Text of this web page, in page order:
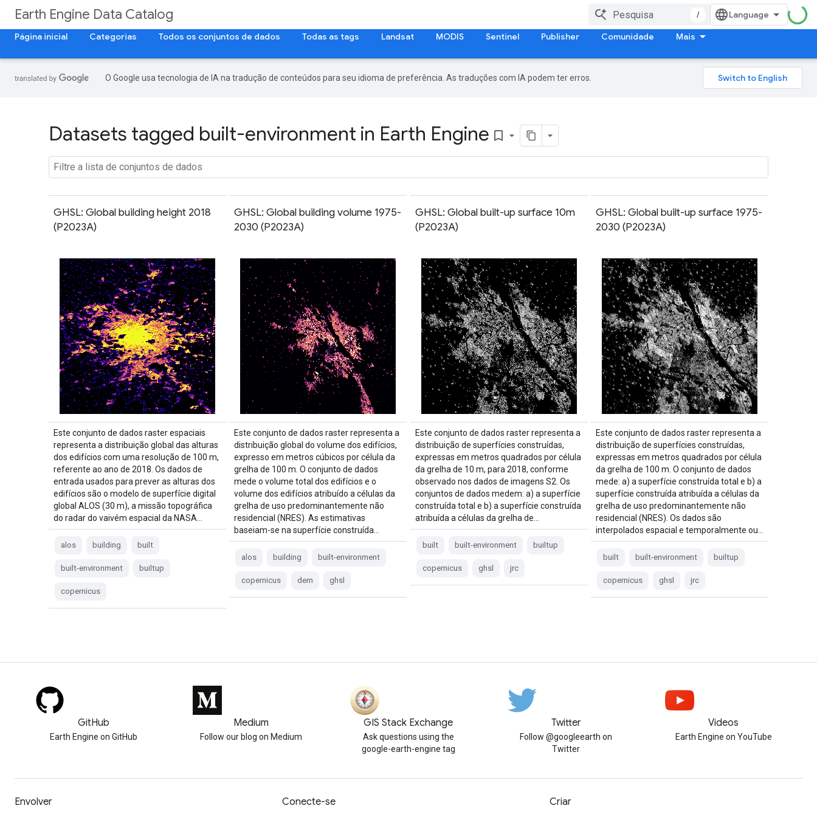
Earth Engine Data Catalog
/
Página inicial
Categorias Todos os conjuntos de dados Todas as tags Landsat MODIS Sentinel Publisher Comunidade Mais
O Google usa tecnologia de IA na tradução de conteúdos para seu idioma de preferência. As traduções com IA podem ter erros.
Datasets tagged built-environment in Earth Engine bookmark_border
GHSL: Global building height 2018
(P2023A)
Este conjunto de dados raster espaciais
representa a distribuição global das alturas
dos edifícios com uma resolução de 100 m,
referente ao ano de 2018. Os dados de
entrada usados para prever as alturas dos
edifícios são o modelo de superfície digital
global ALOS (30 m), a missão topográfica
do radar do vaivém espacial da NASA…
alos building built
built-environment builtup
copernicus
GHSL: Global building volume 1975-
2030 (P2023A)
Este conjunto de dados raster representa a
distribuição global do volume dos edifícios,
expresso em metros cúbicos por célula da
grelha de 100 m. O conjunto de dados
mede o volume total dos edifícios e o
volume dos edifícios atribuído a células da
grelha de uso predominantemente não
residencial (NRES). As estimativas
baseiam-se na superfície construída…
alos building built-environment
copernicus dem ghsl
GHSL: Global built-up surface 10m
(P2023A)
Este conjunto de dados raster representa a
distribuição de superfícies construídas,
expressas em metros quadrados por célula
da grelha de 10 m, para 2018, conforme
observado nos dados de imagens S2. Os
conjuntos de dados medem: a) a superfície
construída total e b) a superfície construída
atribuída a células da grelha de…
built built-environment builtup
copernicus ghsl jrc
GHSL: Global built-up surface 1975-
2030 (P2023A)
Este conjunto de dados raster representa a
distribuição de superfícies construídas,
expressas em metros quadrados por célula
da grelha de 100 m. O conjunto de dados
mede: a) a superfície construída total e b) a
superfície construída atribuída a células da
grelha de uso predominantemente não
residencial (NRES). Os dados são
interpolados espacial e temporalmente ou…
built built-environment builtup
copernicus ghsl jrc
GitHub
Earth Engine on GitHub
Medium
Follow our blog on Medium
GIS Stack Exchange
Ask questions using the
google-earth-engine tag
Twitter
Follow @googleearth on
Twitter
Videos
Earth Engine on YouTube
Envolver Conecte-se Criar